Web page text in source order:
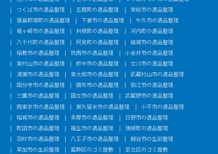
つくば市の遺品整理
五霞町の遺品整理
常総市の遺品整理
猿島郡境町の遺品整理
下妻市の遺品整理
牛久市の遺品整理
竜ヶ崎市の遺品整理
利根町の遺品整理
河内町の遺品整理
八千代町の遺品整理
阿見町の遺品整理
結城市の遺品整理
稲敷市の遺品整理
筑西市の遺品整理
小金井市の遺品整理
東村山市の遺品整理
府中市の遺品整理
立川市の遺品整理
清瀬市の遺品整理
東大和市の遺品整理
武蔵村山市の遺品整理
国分寺市の遺品整理
調布市の遺品整理
狛江市の遺品整理
三鷹市の遺品整理
国立市の遺品整理
武蔵野市の遺品整理
西東京市の遺品整理
東久留米市の遺品整理
小平市の遺品整理
稲城市の遺品整理
多摩市の遺品整理
日野市の遺品整理
町田市の遺品整理
福生市の遺品整理
瑞穂町の遺品整理
羽村市の遺品整理
八王子市の遺品整理
越谷市の生前整理
草加市の生前整理
葛飾区のゴミ屋敷
足立区のゴミ屋敷